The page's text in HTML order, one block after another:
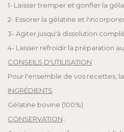
1- Laisser tremper et gonfler la
2- Essorer la gélatine et
3- Agiter jusqu'à dissolution
4- Laisser refroidir la préparation
CONSEILS D'UTILISATION :
Pour l'ensemble de vos recettes,
INGRÉDIENTS :
Gélatine bovine (100%)
CONSERVATION :